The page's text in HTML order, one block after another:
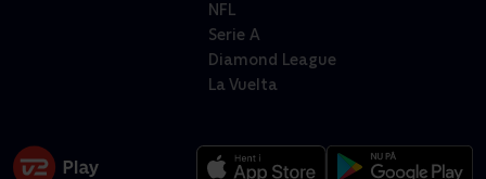
NFL
Serie A
Diamond League
La Vuelta